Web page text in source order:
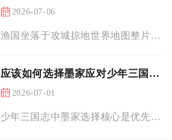
2026-07-06
渔国坐落于攻城掠地世界地图整片水域板块的东侧边缘地带，处在吴...
应该如何选择墨家应对少年三国志的题目
2026-07-01
少年三国志中墨家选择核心是优先彩金墨子为主核，搭配鲁班激活图...